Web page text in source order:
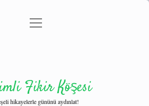
Gizlilik Politikası
menüyü
Fikir Köşesi
hikayelerle gününü aydınlat!